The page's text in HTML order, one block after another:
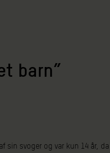
barn”
sin svoger og var kun 14 år, da